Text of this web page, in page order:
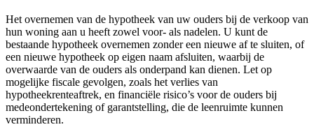
Het overnemen van de hypotheek van uw ouders bij de verkoop van
hun woning aan u heeft zowel voor- als nadelen. U kunt de
bestaande hypotheek overnemen zonder een nieuwe af te sluiten, of
een nieuwe hypotheek op eigen naam afsluiten, waarbij de
overwaarde van de ouders als onderpand kan dienen. Let op
mogelijke fiscale gevolgen, zoals het verlies van
hypotheekrenteaftrek, en financiële risico’s voor de ouders bij
medeondertekening of garantstelling, die de leenruimte kunnen
verminderen.